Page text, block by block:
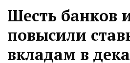
Шесть банков
повысили
вкладам в